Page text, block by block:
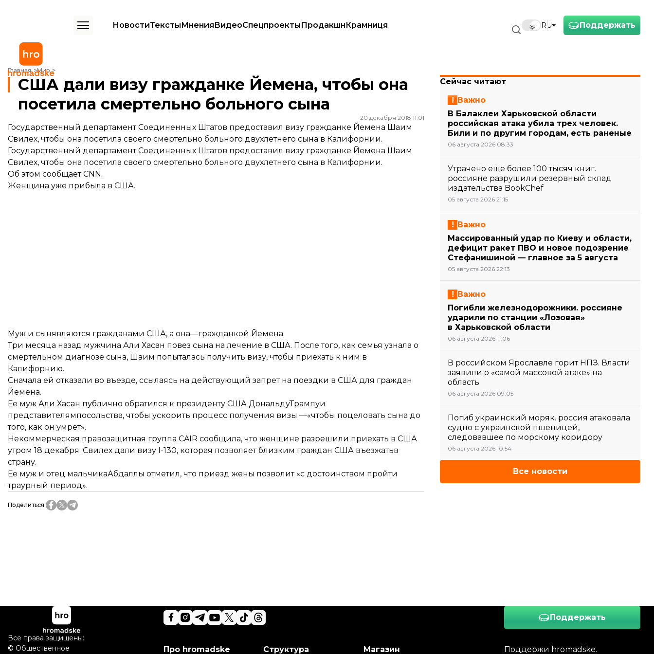
Поддержать
RU
НовостиТекстыМненияВидеоСпецпроектыПродакшнКрамниця
Главная Мир
США дали визу гражданке Йемена, чтобы она посетила смертельно больного сына
США дали визу гражданке Йемена, чтобы она
посетила смертельно больного сына
20 декабря 2018 11:01
Государственный департамент Соединенных Штатов предоставил визу гражданке Йемена Шаим
Свилех, чтобы она посетила своего смертельно больного двухлетнего сына в Калифорнии.
Государственный департамент Соединенных Штатов предоставил визу гражданке Йемена Шаим
Свилех, чтобы она посетила своего смертельно больного двухлетнего сына в Калифорнии.
Об этом сообщаетCNN.
Женщина уже прибыла в США.
Муж и сынявляются гражданами США, а она—гражданкой Йемена.
Три месяца назад мужчина Али Хасан повез сына на лечение в США. После того, как семья узнала о
смертельном диагнозе сына, Шаим попыталась получить визу, чтобы приехать к ним в
Калифорнию.
Сначала ей отказали во въезде, ссылаясь на действующий запрет на поездки в США для граждан
Йемена.
Ее муж Али Хасан публично обратился к президенту США ДональдуТрампуи
представителямпосольства, чтобы ускорить процесс получения визы —«чтобы поцеловать сына до
того, как он умрет».
Некоммерческая правозащитная группа CAIR сообщила, что женщине разрешили приехать в США
утром 18 декабря. Свилех дали визу I-130, которая позволяет близким граждан США въезжатьв
страну.
Ее муж и отец мальчикаАбдаллы отметил, что приезд жены позволит «с достоинством пройти
траурный период».
Поделиться:
Сейчас читают
Важно
В Балаклеи Харьковской области
российская атака убила трех человек.
Били и по другим городам, есть раненые
06 августа 2026 08:33
Утрачено еще более 100 тысяч книг.
россияне разрушили резервный склад
издательства BookChef
05 августа 2026 21:15
Важно
Массированный удар по Киеву и области,
дефицит ракет ПВО и новое подозрение
Стефанишиной — главное за 5 августа
05 августа 2026 22:13
Важно
Погибли железнодорожники. россияне
ударили по станции «Лозовая»
в Харьковской области
06 августа 2026 11:06
В российском Ярославле горит НПЗ. Власти
заявили о «самой массовой атаке» на
область
06 августа 2026 09:05
Погиб украинский моряк. россия атаковала
судно с украинской пшеницей,
следовавшее по морскому коридору
06 августа 2026 10:54
Все новости
Поддержать
Поддержи hromadske.
Про hromadske Структура Магазин
Все права защищены:
© Общественное